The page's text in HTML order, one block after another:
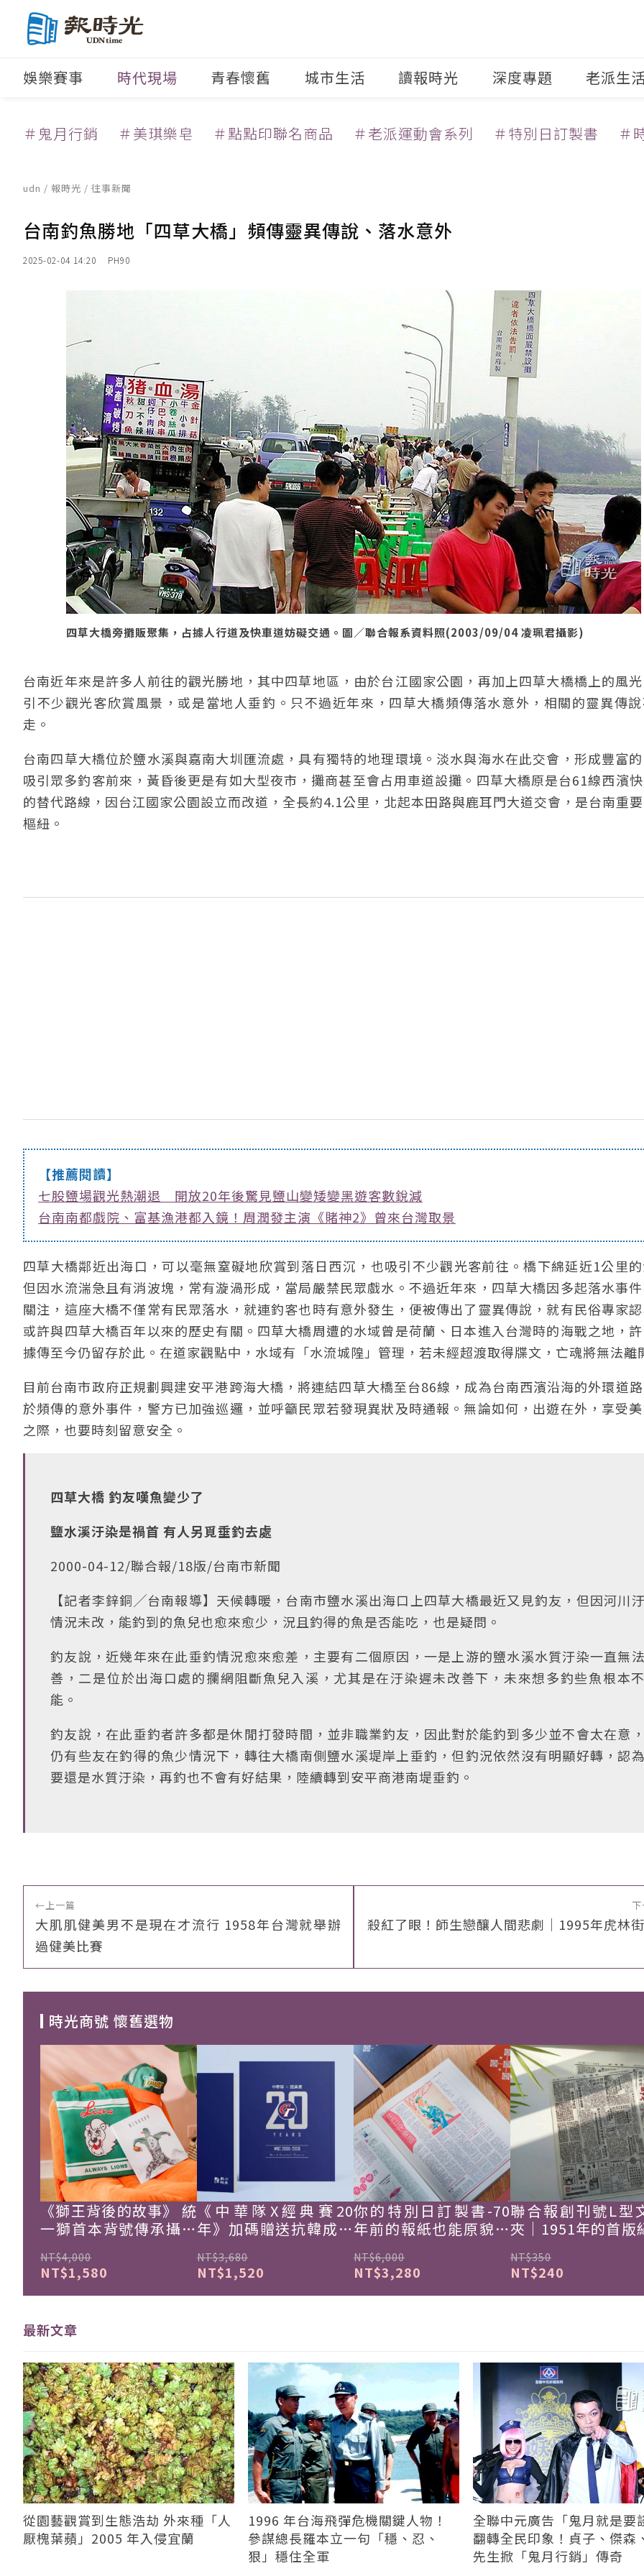
娛樂賽事 時代現場 青春懷舊 城市生活 讀報時光 深度專題 老派生
＃鬼月行銷 ＃美琪樂皂 ＃點點印聯名商品 ＃老派運動會系列 ＃特別日訂製書 ＃
udn / 報時光 / 往事新聞
台南釣魚勝地「四草大橋」頻傳靈異傳說、落水意外
2025-02-04 14:20 PH90
四草大橋旁攤販聚集，占據人行道及快車道妨礙交通。圖／聯合報系資料照(2003/09/04 凌珮君攝影)
台南近年來是許多人前往的觀光勝地，其中四草地區，由於台江國家公園，再加上四草大橋橋上的風
引不少觀光客欣賞風景，或是當地人垂釣。只不過近年來，四草大橋頻傳落水意外，相關的靈異傳
走。
台南四草大橋位於鹽水溪與嘉南大圳匯流處，具有獨特的地理環境。淡水與海水在此交會，形成豐富的
吸引眾多釣客前來，黃昏後更是有如大型夜市，攤商甚至會占用車道設攤。四草大橋原是台61線西濱
的替代路線，因台江國家公園設立而改道，全長約4.1公里，北起本田路與鹿耳門大道交會，是台南重
樞紐。
【推薦閱讀】
七股鹽場觀光熱潮退 開放20年後驚見鹽山變矮變黑遊客數銳減
台南南都戲院、富基漁港都入鏡！周潤發主演《賭神2》曾來台灣取景
四草大橋鄰近出海口，可以毫無窒礙地欣賞到落日西沉，也吸引不少觀光客前往。橋下綿延近1公里的
但因水流湍急且有消波塊，常有漩渦形成，當局嚴禁民眾戲水。不過近年來，四草大橋因多起落水事
關注，這座大橋不僅常有民眾落水，就連釣客也時有意外發生，便被傳出了靈異傳說，就有民俗專家
或許與四草大橋百年以來的歷史有關。四草大橋周遭的水域曾是荷蘭、日本進入台灣時的海戰之地，
據傳至今仍留存於此。在道家觀點中，水域有「水流城隍」管理，若未經超渡取得牒文，亡魂將無法離
目前台南市政府正規劃興建安平港跨海大橋，將連結四草大橋至台86線，成為台南西濱沿海的外環道
於頻傳的意外事件，警方已加強巡邏，並呼籲民眾若發現異狀及時通報。無論如何，出遊在外，享受
之際，也要時刻留意安全。
四草大橋 釣友嘆魚變少了
鹽水溪汙染是禍首 有人另覓垂釣去處
2000-04-12/聯合報/18版/台南市新聞
【記者李鋅銅╱台南報導】天候轉暖，台南市鹽水溪出海口上四草大橋最近又見釣友，但因河川
情況未改，能釣到的魚兒也愈來愈少，況且釣得的魚是否能吃，也是疑問。
釣友說，近幾年來在此垂釣情況愈來愈差，主要有二個原因，一是上游的鹽水溪水質汙染一直無
善，二是位於出海口處的攔網阻斷魚兒入溪，尤其是在汙染遲未改善下，未來想多釣些魚根本
能。
釣友說，在此垂釣者許多都是休閒打發時間，並非職業釣友，因此對於能釣到多少並不會太在意
仍有些友在釣得的魚少情況下，轉往大橋南側鹽水溪堤岸上垂釣，但釣況依然沒有明顯好轉，認
要還是水質汙染，再釣也不會有好結果，陸續轉到安平商港南堤垂釣。
←上一篇
大肌肌健美男不是現在才流行 1958年台灣就舉辦
過健美比賽
殺紅了眼！師生戀釀人間悲劇｜1995年虎林
時光商號 懷舊選物
《獅王背後的故事》 統
一獅首本背號傳承攝影
NT$4,000
NT$1,580
《中華隊X經典賽20
年》加碼贈送抗韓成功
NT$3,680
NT$1,520
你的特別日訂製書-70
年前的報紙也能原貌重
NT$6,000
NT$3,280
聯合報創刊號L型
夾｜1951年的首版
NT$350
NT$240
最新文章
從園藝觀賞到生態浩劫 外來種「人
厭槐葉蘋」2005 年入侵宜蘭
1996 年台海飛彈危機關鍵人物！
參謀總長羅本立一句「穩、忍、
狠」穩住全軍
全聯中元廣告「鬼月就是要
翻轉全民印象！貞子、傑森
先生掀「鬼月行銷」傳奇